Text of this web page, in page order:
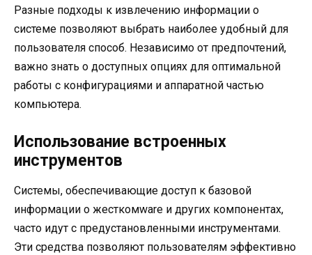
Разные подходы к извлечению информации о
системе позволяют выбрать наиболее удобный для
пользователя способ. Независимо от предпочтений,
важно знать о доступных опциях для оптимальной
работы с конфигурациями и аппаратной частью
компьютера.
Использование встроенных
инструментов
Системы, обеспечивающие доступ к базовой
информации о жесткомware и других компонентах,
часто идут с предустановленными инструментами.
Эти средства позволяют пользователям эффективно